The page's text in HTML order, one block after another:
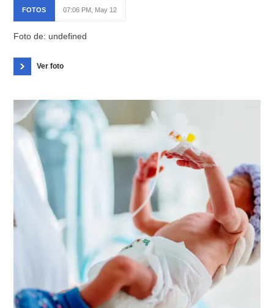
FOTOS 07:06 PM, May 12
Foto de: undefined
Ver foto